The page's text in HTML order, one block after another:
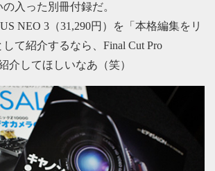
入った別冊付録だ。
NEO 3（31,290円）を「本格編集をリ
て紹介するなら、Final Cut Pro
介してほしいなあ（笑）